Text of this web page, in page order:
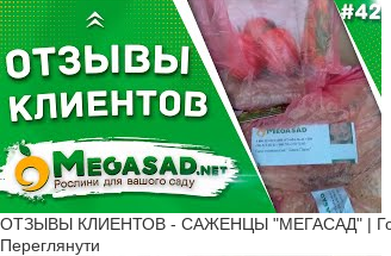
ОТЗЫВЫ КЛИЕНТОВ - САЖЕНЦЫ "МЕГАСАД" |
Переглянути